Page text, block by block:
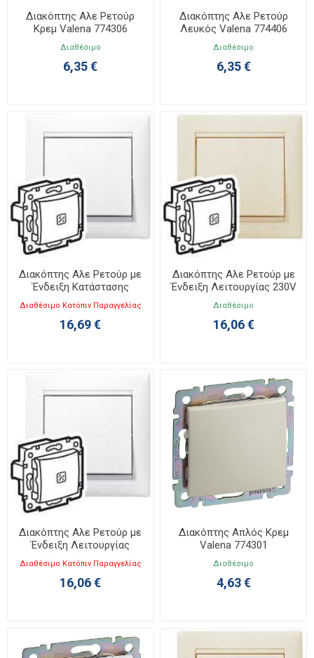
Διακόπτης Αλε Ρετούρ
Κρεμ Valena 774306
Διαθέσιμο
6,35 €
Διακόπτης Αλε Ρετούρ
Λευκός Valena 774406
Διαθέσιμο
6,35 €
Διακόπτης Αλε Ρετούρ με
Ένδειξη Κατάστασης
Λευκός Valena 774425
Διαθέσιμο Κατόπιν Παραγγελίας
16,69 €
Διακόπτης Αλε Ρετούρ με
Ένδειξη Λειτουργίας 230V
Κρεμ Valena 774326
Διαθέσιμο
16,06 €
Διακόπτης Αλε Ρετούρ με
Ένδειξη Λειτουργίας
Λευκός Valena 774426
Διαθέσιμο Κατόπιν Παραγγελίας
16,06 €
Διακόπτης Απλός Κρεμ
Valena 774301
Διαθέσιμο
4,63 €